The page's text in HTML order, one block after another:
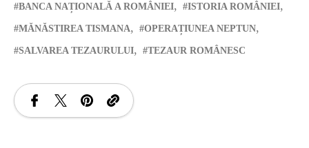
BANCA NAȚIONALĂ A ROMÂNIEI ISTORIA ROMÂNIEI
MĂNĂSTIREA TISMANA OPERAȚIUNEA NEPTUN
SALVAREA TEZAURULUI TEZAUR ROMÂNESC